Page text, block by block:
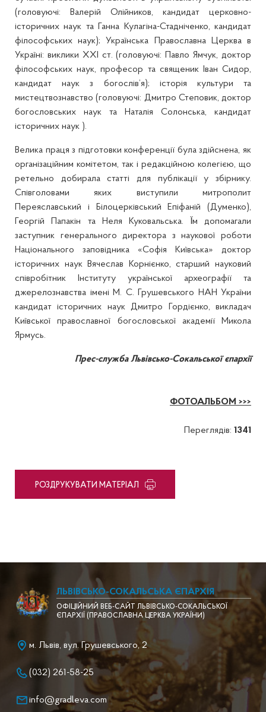
(головуючі: Валерій Олійников, кандидат церковно-
історичних наук та Ганна Кулагіна-Стадніченко, кандидат
філософських наук); Українська Православна Церква в
Україні: виклики XXI ст. (головуючі: Павло Ямчук, доктор
філософських наук, професор та священик Іван Сидор,
кандидат наук з богослів’я); історія культури та
мистецтвознавство (головуючі: Дмитро Степовик, доктор
богословських наук та Наталія Солонська, кандидат
історичних наук ).
Велика праця з підготовки конференції була здійснена, як
організаційним комітетом, так і редакційною колегією, що
ретельно добирала статті для публікації у збірнику.
Співголовами яких виступили митрополит
Переяславський і Білоцерківський Епіфаній (Думенко),
Георгій Папакін та Неля Куковальська. Їм допомагали
заступник генерального директора з наукової роботи
Національного заповідника «Софія Київська» доктор
історичних наук Вячеслав Корнієнко, старший науковий
співробітник Інституту української археографії та
джерелознавства імені М. С. Грушевського НАН України
кандидат історичних наук Дмитро Гордієнко, викладач
Київської православної богословської академії Микола
Ярмусь.
Прес-служба Львівсько-Сокальської єпархії
ФОТОАЛЬБОМ >>>
Переглядів: 1341
PОЗДРУКУВАТИ МАТЕРІАЛ
ЛЬВІВСЬКО-СОКАЛЬСЬКА ЄПАРХІЯ
ОФІЦІЙНИЙ ВЕБ-САЙТ ЛЬВІВСЬКО-СОКАЛЬСЬКОЇ
ЄПАРХІЇ (ПРАВОСЛАВНА ЦЕРКВА УКРАЇНИ)
м. Львів, вул. Грушевського, 2
(032) 261-58-25
info@gradleva.com